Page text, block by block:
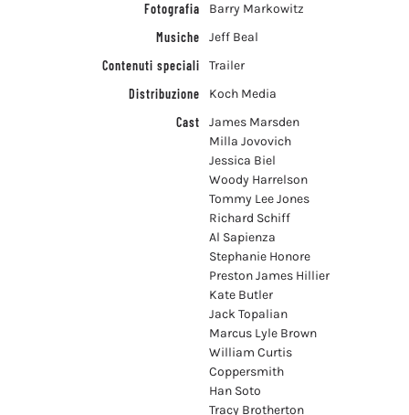
Fotografia
Barry Markowitz
Musiche
Jeff Beal
Contenuti speciali
Trailer
Distribuzione
Koch Media
Cast
James Marsden
Milla Jovovich
Jessica Biel
Woody Harrelson
Tommy Lee Jones
Richard Schiff
Al Sapienza
Stephanie Honore
Preston James Hillier
Kate Butler
Jack Topalian
Marcus Lyle Brown
William Curtis
Coppersmith
Han Soto
Tracy Brotherton